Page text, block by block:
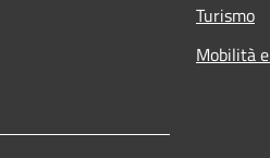
Turismo
Mobilità